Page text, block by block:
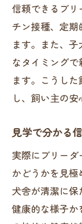
成長
トラ
体制
ミニチュ
点
清潔
親犬
の質
見学
犬舎
信頼できるブリ
チン接種、定
ます。また、
なタイミング
ます。こうし
し、飼い主の安
見学で分かる
実際にブリー
かどうかを見極
犬舎が清潔に保
健康的な様子か